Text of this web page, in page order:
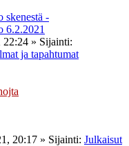
skenestä -
6.2.2021
22:24 » Sijainti:
ja tapahtumat
20:17 » Sijainti: Julkaisut